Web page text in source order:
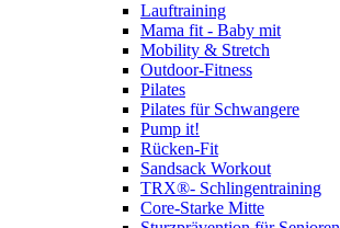
Lauftraining
Mama fit - Baby mit
Mobility & Stretch
Outdoor-Fitness
Pilates
Pilates für Schwangere
Pump it!
Rücken-Fit
Sandsack Workout
TRX®- Schlingentraining
Core-Starke Mitte